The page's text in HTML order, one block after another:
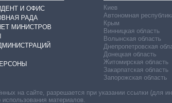
И ОФИС
РАДА
МИНИСТРОВ
Киев
Автономная
Крым
Винницкая область
Волынская область
Днепропетровская
Донецкая область
Житомирская область
Закарпатская область
Запорожская область
на сайте, разрешается при указании ссылки (для
материалов.